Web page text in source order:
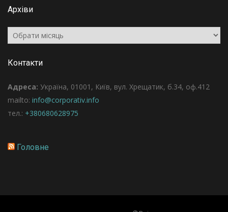
Архіви
Архіви
Контакти
Адреса: Україна, 01001, Київ, вул. Хрещатик, б.34, оф.412
mailto: info@corporativ.info
тел.: +380680628975
Головне